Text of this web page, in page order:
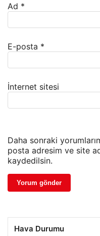
Ad *
E-posta *
İnternet sitesi
Daha sonraki
posta adresim ve site
kaydedilsin.
Hava Durumu